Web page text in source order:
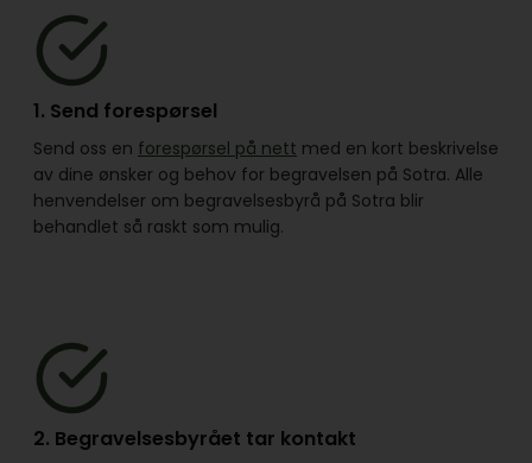
1. Send forespørsel
Send oss en forespørsel på nett med en kort beskrivelse
av dine ønsker og behov for begravelsen på Sotra. Alle
henvendelser om begravelsesbyrå på Sotra blir
behandlet så raskt som mulig.
2. Begravelsesbyrået tar kontakt